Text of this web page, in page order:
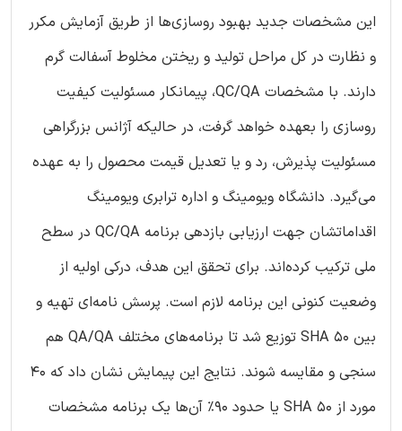
این مشخصات جدید بهبود روسازی‌ها از طریق آزمایش مکرر
و نظارت در کل مراحل تولید و ریختن مخلوط آسفالت گرم
دارند. با مشخصات QC/QA، پیمانکار مسئولیت کیفیت
روسازی را بعهده خواهد گرفت، در حالیکه آژانس بزرگراهی
مسئولیت پذیرش، رد و یا تعدیل قیمت محصول را به عهده
می‌گیرد. دانشگاه ویومینگ و اداره ترابری ویومینگ
اقداماتشان جهت ارزیابی بازدهی برنامه QC/QA در سطح
ملی ترکیب کرده‌اند. برای تحقق این هدف، درکی اولیه از
وضعیت کنونی این برنامه لازم است. پرسش نامه‌ای تهیه و
بین 50 SHA توزیع شد تا برنامه‌های مختلف QA/QA هم
سنجی و مقایسه شوند. نتایج این پیمایش نشان داد که 40
مورد از 50 SHA یا حدود 90% آن‌ها یک برنامه مشخصات